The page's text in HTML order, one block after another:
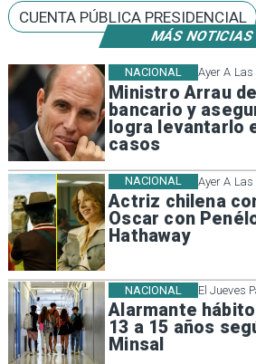
MÁS NOTICIAS
Ayer A Las
Ministro Arrau
bancario y
logra levantarlo
casos
NACIONAL
Ayer A Las
Actriz chilena
Oscar con
Hathaway
NACIONAL
El Jueves
Alarmante
13 a 15 años
Minsal
NACIONAL
CUENTA PÚBLICA PRESIDENCIAL